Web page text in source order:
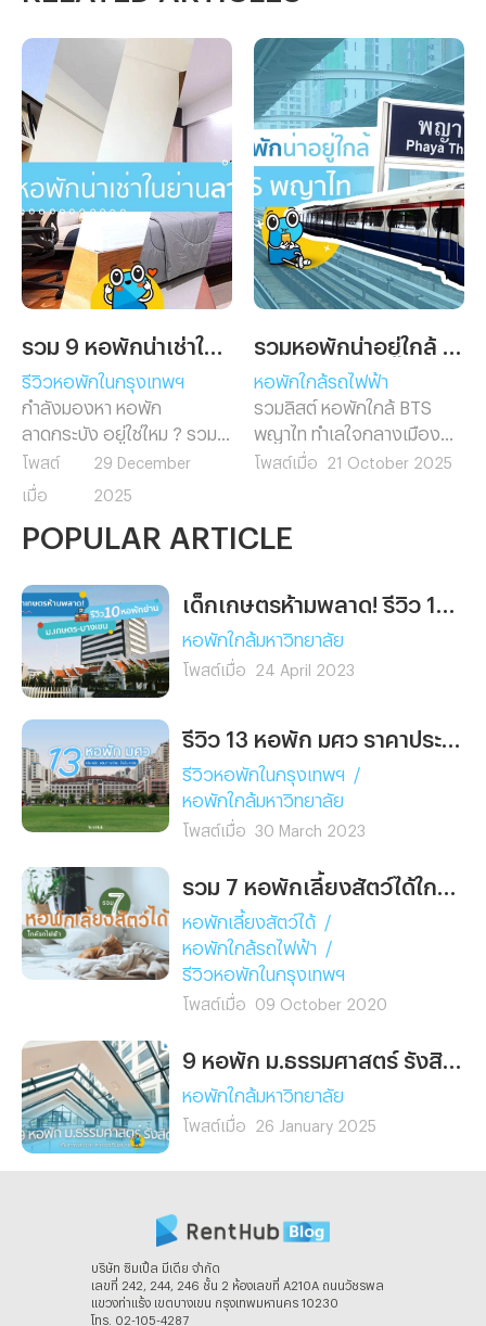
รีวิวหอพักในกรุงเทพฯ
กำลังมองหา หอพัก
ลาดกระบัง อยู่ใช่ไหม ? รวม 9
หอพักน่าเช่าใกล้แหล่งเรียน
และที่ทำงาน เดินทางสะดวก
สุวรรณภูมิ พร้อมสิ่งอำนวย
สำหรับคุณได้ที่นี่
โพสต์
เมื่อ
29 December
2025
หอพักใกล้รถไฟฟ้า
รวมลิสต์ หอพักใกล้ BTS
พญาไท ทำเลใจกลางเมือง
เดินทางสะดวก ใกล้ทั้ง
ทำงานและนักศึกษาที่อยากพัก
โพสต์เมื่อ 21 October 2025
POPULAR ARTICLE
หอพักใกล้มหาวิทยาลัย
โพสต์เมื่อ 24 April 2023
รีวิวหอพักในกรุงเทพฯ
/
หอพักใกล้มหาวิทยาลัย
โพสต์เมื่อ 30 March 2023
หอพักเลี้ยงสัตว์ได้
/
หอพักใกล้รถไฟฟ้า
/
รีวิวหอพักในกรุงเทพฯ
โพสต์เมื่อ 09 October 2020
หอพักใกล้มหาวิทยาลัย
โพสต์เมื่อ 26 January 2025
บริษัท ซิมเปิ้ล มีเดีย จํากัด
เลขที่ 242, 244, 246 ชั้น 2 ห้องเลขที่ A210A ถนนวัชรพล
แขวงท่าแร้ง เขตบางเขน กรุงเทพมหานคร 10230
โทร. 02-105-4287